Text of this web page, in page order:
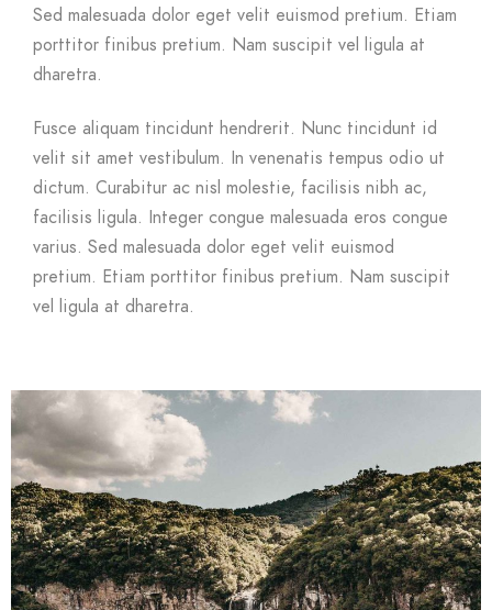
Sed malesuada dolor eget velit euismod pretium. Etiam
porttitor finibus pretium. Nam suscipit vel ligula at
dharetra.
Fusce aliquam tincidunt hendrerit. Nunc tincidunt id
velit sit amet vestibulum. In venenatis tempus odio ut
dictum. Curabitur ac nisl molestie, facilisis nibh ac,
facilisis ligula. Integer congue malesuada eros congue
varius. Sed malesuada dolor eget velit euismod
pretium. Etiam porttitor finibus pretium. Nam suscipit
vel ligula at dharetra.